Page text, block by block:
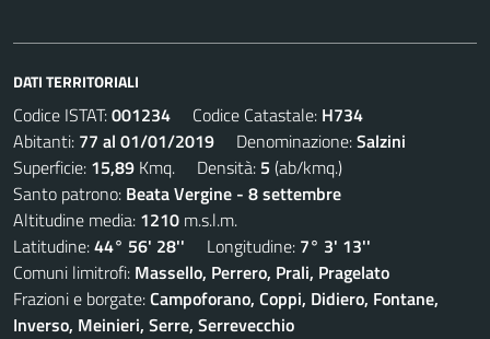
DATI TERRITORIALI
Codice ISTAT:001234 Codice Catastale: H734
Abitanti: 77 al 01/01/2019 Denominazione:Salzini
Superficie: 15,89 Kmq. Densità: 5 (ab/kmq.)
Santo patrono: Beata Vergine - 8 settembre
Altitudine media: 1210 m.s.l.m.
Latitudine:44° 56' 28'' Longitudine: 7° 3' 13''
Comuni limitrofi: Massello, Perrero, Prali, Pragelato
Frazioni e borgate:Campoforano, Coppi, Didiero, Fontane,
Inverso, Meinieri, Serre, Serrevecchio